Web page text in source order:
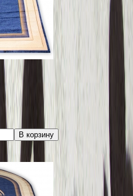
В корзину